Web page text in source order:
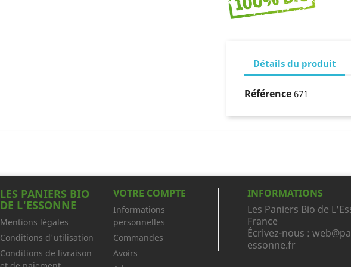
Détails du produit
Référence 671
LES PANIERS BIO
DE L'ESSONNE
Mentions légales
Conditions d'utilisation
Conditions de livraison
VOTRE COMPTE
Informations
personnelles
Commandes
Avoirs
INFORMATIONS
Les Paniers Bio de
France
Écrivez-nous :
essonne.fr